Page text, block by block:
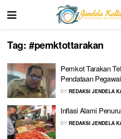
Tag: #pemktottarakan
Pemkot Tarakan
Pendataan
BY REDAKSI JENDELA
Inflasi Alami
BY REDAKSI JENDELA